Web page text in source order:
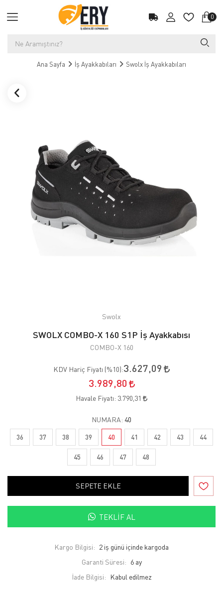
0
Ana Sayfa İş Ayakkabıları Swolx İş Ayakkabıları
Swolx
SWOLX COMBO-X 160 S1P İş Ayakkabısı
COMBO-X 160
KDV Hariç Fiyatı (%10):3.627,09
3.989,80
Havale Fiyatı: 3.790,31
NUMARA: 40
36 37 38 39 40 41 42 43 44
45 46 47 48
SEPETE EKLE
TEKLIF AL
Kargo Bilgisi: 2 iş günü içinde kargoda
Garanti Süresi: 6 ay
İade Bilgisi: